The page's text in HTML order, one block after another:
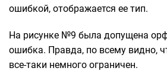
ошибкой, отображается ее тип.
На рисунке №9 была допущена
ошибка. Правда, по всему видно,
все-таки немного ограничен.